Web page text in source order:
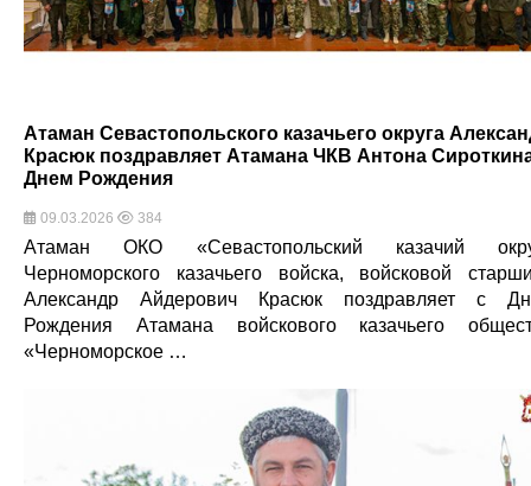
Атаман Севастопольского казачьего округа
Красюк поздравляет Атамана ЧКВ Антона
Днем Рождения
09.03.2026 384
Атаман ОКО «Севастопольский казачий
Черноморского казачьего войска, войсковой
Александр Айдерович Красюк поздравляет с
Рождения Атамана войскового казачьего
«Черноморское …